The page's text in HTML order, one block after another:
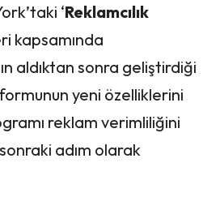
‘Reklamcılık
kapsamında
aldıktan sonra geliştirdiği
yeni özelliklerini
reklam verimliliğini
adım olarak